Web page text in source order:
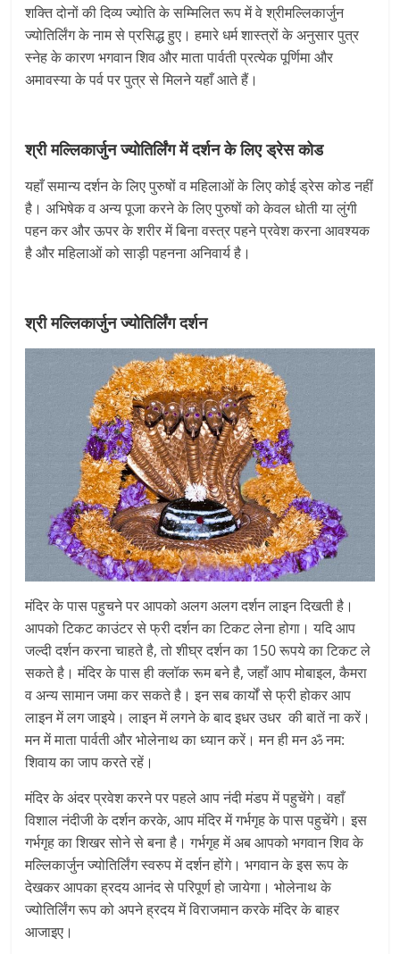
शक्ति दोनों की दिव्य ज्योति के सम्मिलित रूप में वे श्रीमल्लिकार्जुन
ज्योतिर्लिंग के नाम से प्रसिद्ध हुए। हमारे धर्म शास्त्रों के अनुसार पुत्र
स्नेह के कारण भगवान शिव और माता पार्वती प्रत्येक पूर्णिमा और
अमावस्या के पर्व पर पुत्र से मिलने यहाँ आते हैं।
श्री मल्लिकार्जुन ज्योतिर्लिंग में दर्शन के लिए ड्रेस कोड
यहाँ समान्य दर्शन के लिए पुरुषों व महिलाओं के लिए कोई ड्रेस कोड नहीं
है। अभिषेक व अन्य पूजा करने के लिए पुरुषों को केवल धोती या लुंगी
पहन कर और ऊपर के शरीर में बिना वस्त्र पहने प्रवेश करना आवश्यक
है और महिलाओं को साड़ी पहनना अनिवार्य है।
श्री मल्लिकार्जुन ज्योतिर्लिंग दर्शन
मंदिर के पास पहुचने पर आपको अलग अलग दर्शन लाइन दिखती है।
आपको टिकट काउंटर से फ्री दर्शन का टिकट लेना होगा। यदि आप
जल्दी दर्शन करना चाहते है, तो शीघ्र दर्शन का 150 रूपये का टिकट ले
सकते है। मंदिर के पास ही क्लॉक रूम बने है, जहाँ आप मोबाइल, कैमरा
व अन्य सामान जमा कर सकते है। इन सब कार्यों से फ्री होकर आप
लाइन में लग जाइये। लाइन में लगने के बाद इधर उधर की बातें ना करें।
मन में माता पार्वती और भोलेनाथ का ध्यान करें। मन ही मन ॐ नम:
शिवाय का जाप करते रहें।
मंदिर के अंदर प्रवेश करने पर पहले आप नंदी मंडप में पहुचेंगे। वहाँ
विशाल नंदीजी के दर्शन करके, आप मंदिर में गर्भगृह के पास पहुचेंगे। इस
गर्भगृह का शिखर सोने से बना है। गर्भगृह में अब आपको भगवान शिव के
मल्लिकार्जुन ज्योतिर्लिंग स्वरुप में दर्शन होंगे। भगवान के इस रूप के
देखकर आपका ह्रदय आनंद से परिपूर्ण हो जायेगा। भोलेनाथ के
ज्योतिर्लिंग रूप को अपने ह्रदय में विराजमान करके मंदिर के बाहर
आजाइए।